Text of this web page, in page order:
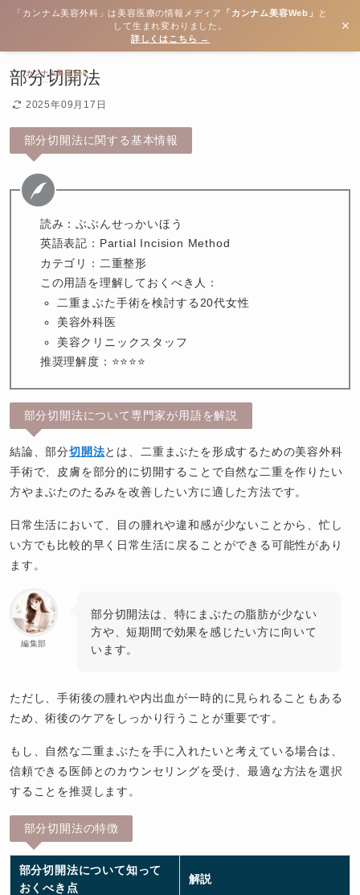
「カンナム美容外科」は美容医療の情報メディア 「カンナム美容Web」
と
して生まれ変わりました。
詳しくはこちら →
✕
部分切開法
2025年09月17日
部分切開法に関する基本情報
読み：ぶぶんせっかいほう
英語表記：Partial Incision Method
カテゴリ：二重整形
この用語を理解しておくべき人：
二重まぶた手術を検討する20代女性
美容外科医
美容クリニックスタッフ
推奨理解度：⭐️⭐️⭐️⭐️
部分切開法について専門家が用語を解説
結論、部分切開法とは、二重まぶたを形成するための美容外科
手術で、皮膚を部分的に切開することで自然な二重を作りたい
方やまぶたのたるみを改善したい方に適した方法です。
日常生活において、目の腫れや違和感が少ないことから、忙し
い方でも比較的早く日常生活に戻ることができる可能性があり
ます。
編集部
部分切開法は、特にまぶたの脂肪が少ない
方や、短期間で効果を感じたい方に向いて
います。
ただし、手術後の腫れや内出血が一時的に見られることもある
ため、術後のケアをしっかり行うことが重要です。
もし、自然な二重まぶたを手に入れたいと考えている場合は、
信頼できる医師とのカウンセリングを受け、最適な方法を選択
することを推奨します。
部分切開法の特徴
部分切開法について知って
おくべき点
解説